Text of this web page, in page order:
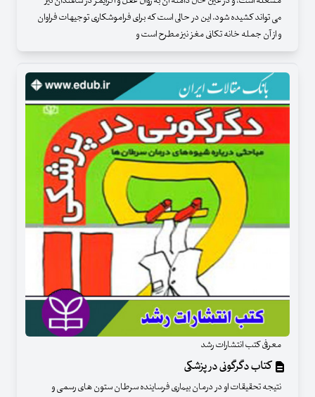
می تواند کشیده شود. این در حالی است که برای فراموشکاری توجیهات فراوان
و از آن جمله خانه تکانی مغز نیز مطرح است و
معرفی کتب انتشارات رشد
کتاب دگرگونی در پزشکی
نتیجه تحقیقات او در درمان بیماری فرساینده سرطان ستون های رسمی و